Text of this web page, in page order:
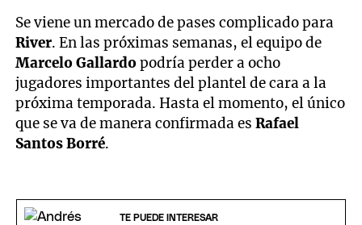
Se viene un mercado de pases complicado para
River. En las próximas semanas, el equipo de
Marcelo Gallardopodría perder a ocho
jugadores importantes del plantel de cara a la
próxima temporada. Hasta el momento, el único
que se va de manera confirmada esRafael
Santos Borré.
TE PUEDE INTERESAR